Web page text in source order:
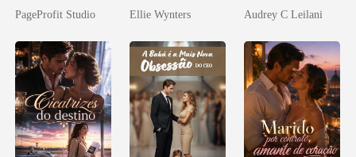
Inimigo do Meu
PageProfit Studio
arrogante
Ellie Wynters
Magnata
Audrey C Leilani